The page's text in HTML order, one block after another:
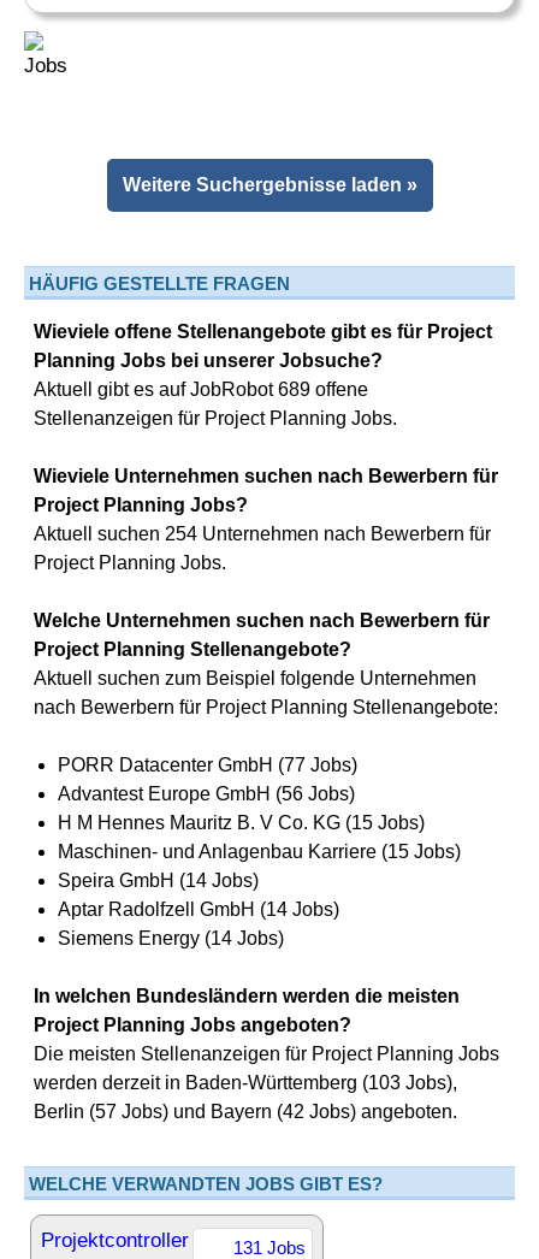
Weitere Suchergebnisse laden »
HÄUFIG GESTELLTE FRAGEN
Wieviele offene Stellenangebote gibt es für Project
Planning Jobs bei unserer Jobsuche?
Aktuell gibt es auf JobRobot 689 offene
Stellenanzeigen für Project Planning Jobs.
Wieviele Unternehmen suchen nach Bewerbern für
Project Planning Jobs?
Aktuell suchen 254 Unternehmen nach Bewerbern für
Project Planning Jobs.
Welche Unternehmen suchen nach Bewerbern für
Project Planning Stellenangebote?
Aktuell suchen zum Beispiel folgende Unternehmen
nach Bewerbern für Project Planning Stellenangebote:
PORR Datacenter GmbH (77 Jobs)
Advantest Europe GmbH (56 Jobs)
H M Hennes Mauritz B. V Co. KG (15 Jobs)
Maschinen- und Anlagenbau Karriere (15 Jobs)
Speira GmbH (14 Jobs)
Aptar Radolfzell GmbH (14 Jobs)
Siemens Energy (14 Jobs)
In welchen Bundesländern werden die meisten
Project Planning Jobs angeboten?
Die meisten Stellenanzeigen für Project Planning Jobs
werden derzeit in Baden-Württemberg (103 Jobs),
Berlin (57 Jobs) und Bayern (42 Jobs) angeboten.
WELCHE VERWANDTEN JOBS GIBT ES?
Projektcontroller 131 Jobs